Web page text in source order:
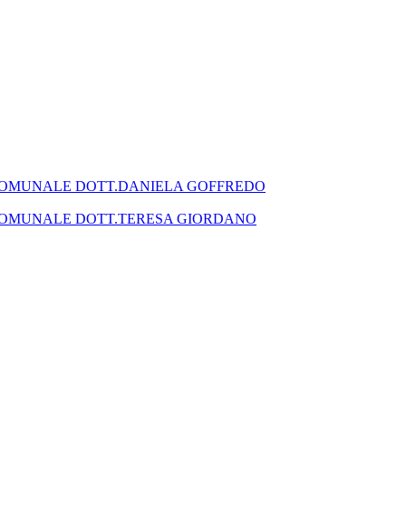
DOTT.DANIELA GOFFREDO
DOTT.TERESA GIORDANO